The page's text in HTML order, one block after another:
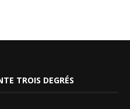
TROIS DEGRÉS